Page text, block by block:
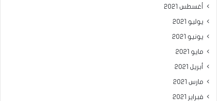
أغسطس 2021
يوليو 2021
يونيو 2021
مايو 2021
أبريل 2021
مارس 2021
فبراير 2021